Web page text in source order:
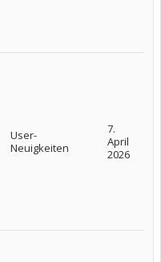
User-
Neuigkeiten
7.
April
2026